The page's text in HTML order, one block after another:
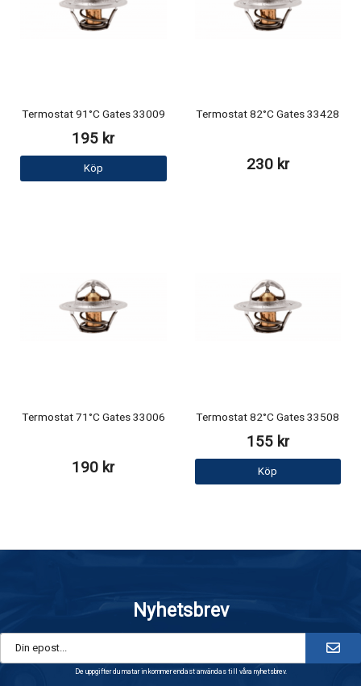
Termostat 91°C Gates 33009
195 kr
Köp
Termostat 82°C Gates 33428
230 kr
Termostat 71°C Gates 33006
190 kr
Termostat 82°C Gates 33508
155 kr
Köp
Nyhetsbrev
De uppgifter du matar in kommer endast användas till våra nyhetsbrev.